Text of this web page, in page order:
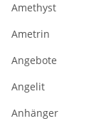
Amethyst
Ametrin
Angebote
Angelit
Anhänger